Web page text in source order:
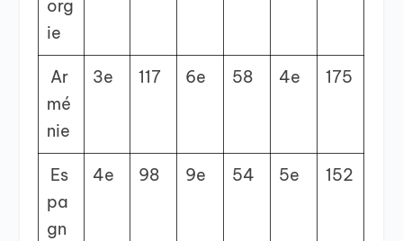
org
ie
Ar
mé
nie
3e 117 6e 58 4e 175
Es
pa
gn
4e 98 9e 54 5e 152